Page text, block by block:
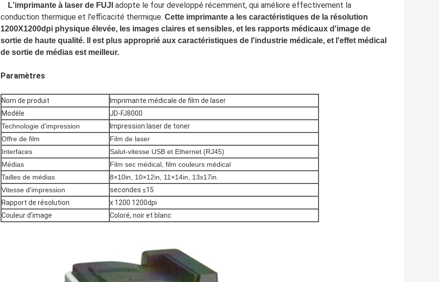
L'imprimante à laser de FUJI adopte le four developpé récemment, qui améliore effectivement la
conduction thermique et l'efficacité thermique. Cette imprimante a les caractéristiques de la résolution
1200X1200dpi physique élevée, les images claires et sensibles, et les rapports médicaux d'image de
sortie de haute qualité. Il est plus approprié aux caractéristiques de l'industrie médicale, et l'effet médical
de sortie de médias est meilleur.
Paramètres
Nom de produit
Imprimante médicale de film de laser
Modèle
JD-FJ8000
Technologie d'impression
Impression laser de toner
Offre de film
Film de laser
Interfaces
Salut-vitesse USB et Ethernet (RJ45)
Médias
Film sec médical, film couleurs médical
Tailles de médias
8×10in, 10×12in, 11×14in, 13x17in.
Vitesse d'impression
secondes ≤15
Rapport de résolution
x 1200 1200dpi
Couleur d'image
Coloré, noir et blanc